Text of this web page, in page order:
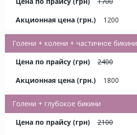
1200
Голени + колени + частичное бикини
2400
1800
Голени + глубокое бикини
2100